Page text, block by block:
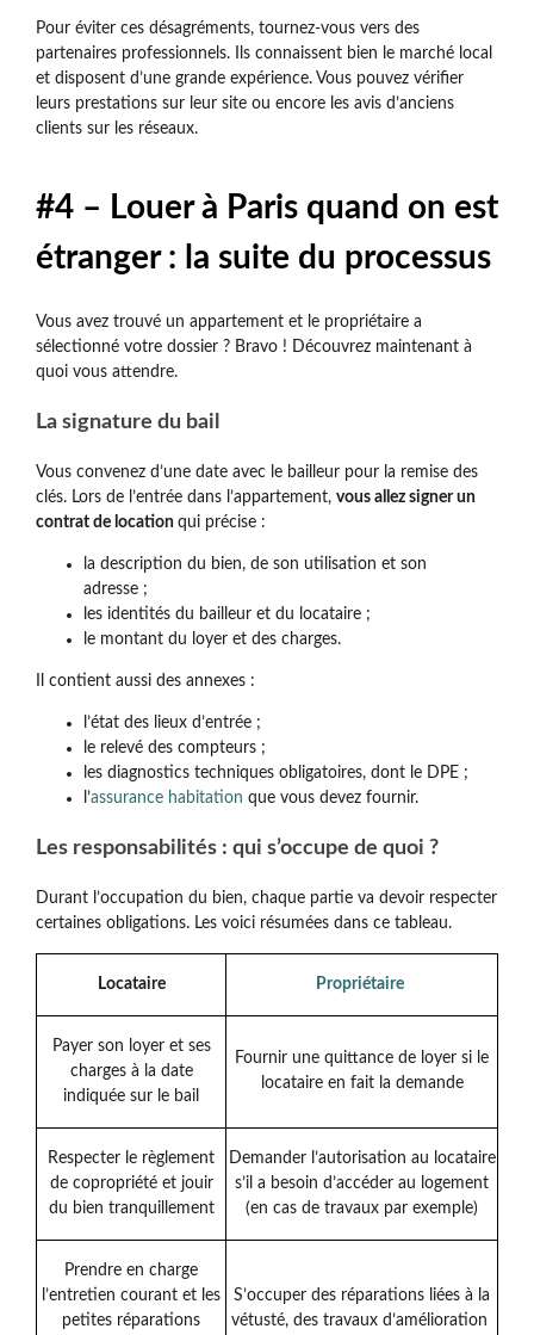
Pour éviter ces désagréments, tournez-vous vers des
partenaires professionnels. Ils connaissent bien le marché local
et disposent d’une grande expérience. Vous pouvez vérifier
leurs prestations sur leur site ou encore les avis d’anciens
clients sur les réseaux.
#4 – Louer à Paris quand on est
étranger : la suite du processus
Vous avez trouvé un appartement et le propriétaire a
sélectionné votre dossier ? Bravo ! Découvrez maintenant à
quoi vous attendre.
La signature du bail
Vous convenez d’une date avec le bailleur pour la remise des
clés. Lors de l’entrée dans l’appartement, vous allez signer un
contrat de location qui précise :
la description du bien, de son utilisation et son
adresse ;
les identités du bailleur et du locataire ;
le montant du loyer et des charges.
Il contient aussi des annexes :
l’état des lieux d’entrée ;
le relevé des compteurs ;
les diagnostics techniques obligatoires, dont le DPE ;
l’assurance habitation que vous devez fournir.
Les responsabilités : qui s’occupe de quoi ?
Durant l’occupation du bien, chaque partie va devoir respecter
certaines obligations. Les voici résumées dans ce tableau.
Locataire Propriétaire
Payer son loyer et ses
charges à la date
indiquée sur le bail
Fournir une quittance de loyer si le
locataire en fait la demande
Respecter le règlement
de copropriété et jouir
du bien tranquillement
Demander l’autorisation au locataire
s’il a besoin d’accéder au logement
(en cas de travaux par exemple)
Prendre en charge
l’entretien courant et les
petites réparations
S’occuper des réparations liées à la
vétusté, des travaux d’amélioration